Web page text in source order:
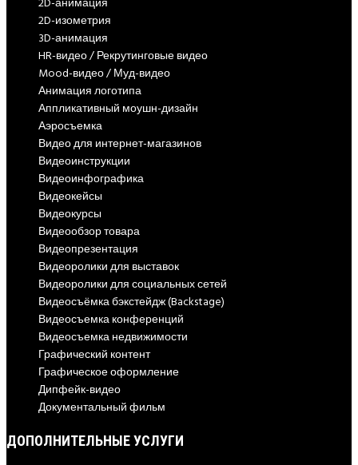
2D-анимация
2D-изометрия
3D-анимация
HR-видео / Рекрутинговые видео
Mood-видео / Муд-видео
Анимация логотипа
Аппликативный моушн-дизайн
Аэросъемка
Видео для интернет-магазинов
Видеоинструкции
Видеоинфографика
Видеокейсы
Видеокурсы
Видеообзор товара
Видеопрезентация
Видеоролики для выставок
Видеоролики для социальных сетей
Видеосъёмка бэкстейдж (Backstage)
Видеосъемка конференций
Видеосъемка недвижимости
Графический контент
Графическое оформление
Дипфейк-видео
Документальный фильм
ДОПОЛНИТЕЛЬНЫЕ УСЛУГИ